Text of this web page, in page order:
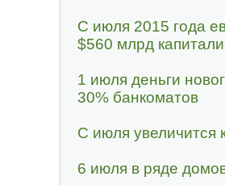
С июля 2015 года
$560 млрд
1 июля деньги
30% банкоматов
С июля увеличится
6 июля в ряде